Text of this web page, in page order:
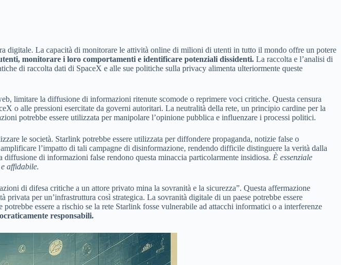
digitale. La capacità di monitorare le attività online di milioni di utenti in tutto il mondo offre un potere
monitorare i loro comportamenti e identificare potenziali dissidenti. La raccolta e l’analisi di
di raccolta dati di SpaceX e alle sue politiche sulla privacy alimenta ulteriormente queste
limitare la diffusione di informazioni ritenute scomode o reprimere voci critiche. Questa censura
o alle pressioni esercitate da governi autoritari. La neutralità della rete, un principio cardine per la
potrebbe essere utilizzata per manipolare l’opinione pubblica e influenzare i processi politici.
le società. Starlink potrebbe essere utilizzata per diffondere propaganda, notizie false o
l’impatto di tali campagne di disinformazione, rendendo difficile distinguere la verità dalla
di informazioni false rendono questa minaccia particolarmente insidiosa. È essenziale
affidabile.
di difesa critiche a un attore privato mina la sovranità e la sicurezza”. Questa affermazione
per un’infrastruttura così strategica. La sovranità digitale di un paese potrebbe essere
essere a rischio se la rete Starlink fosse vulnerabile ad attacchi informatici o a interferenze
responsabili.